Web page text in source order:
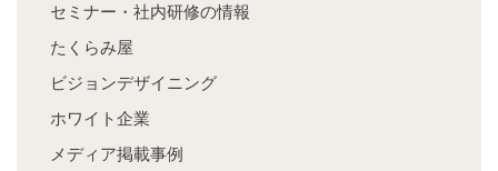
セミナー・社内研修の情報
たくらみ屋
ビジョンデザイニング
ホワイト企業
メディア掲載事例